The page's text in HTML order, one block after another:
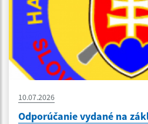
10.07.2026
Odporúčanie vydané na